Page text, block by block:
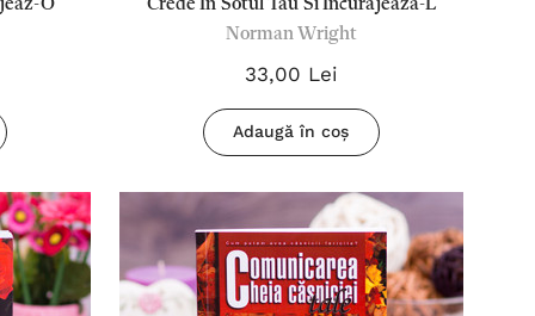
O
Crede In Sotul Tau Si Incurajeaza-L
Norman Wright
33,00 Lei
Adaugă în coș